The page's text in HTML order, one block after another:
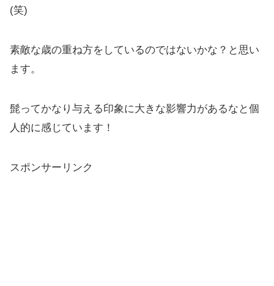
(笑)
素敵な歳の重ね方をしているのではないかな？と思い
ます。
髭ってかなり与える印象に大きな影響力があるなと個
人的に感じています！
スポンサーリンク